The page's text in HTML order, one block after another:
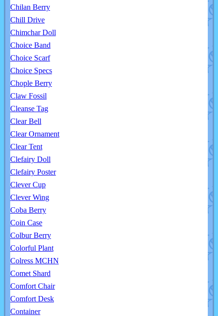
Chilan Berry
Chill Drive
Chimchar Doll
Choice Band
Choice Scarf
Choice Specs
Chople Berry
Claw Fossil
Cleanse Tag
Clear Bell
Clear Ornament
Clear Tent
Clefairy Doll
Clefairy Poster
Clever Cup
Clever Wing
Coba Berry
Coin Case
Colbur Berry
Colorful Plant
Colress MCHN
Comet Shard
Comfort Chair
Comfort Desk
Container